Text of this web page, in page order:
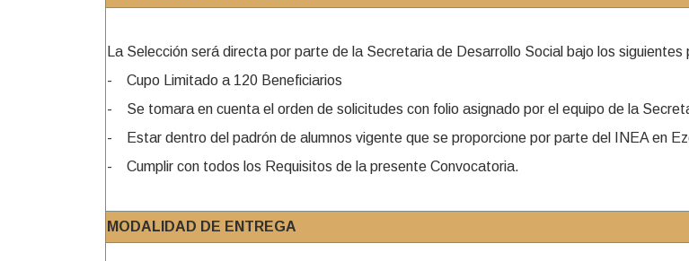
La Selección será directa por parte de la Secretaria de Desarrollo Social bajo los siguientes
- Cupo Limitado a 120 Beneficiarios
- Se tomara en cuenta el orden de solicitudes con folio asignado por el equipo de la
- Estar dentro del padrón de alumnos vigente que se proporcione por parte del INEA en
- Cumplir con todos los Requisitos de la presente Convocatoria.
MODALIDAD DE ENTREGA